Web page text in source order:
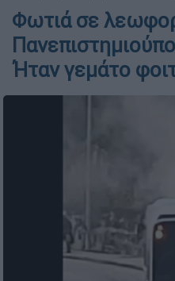
Φωτιά σε
Ήταν γεμάτο